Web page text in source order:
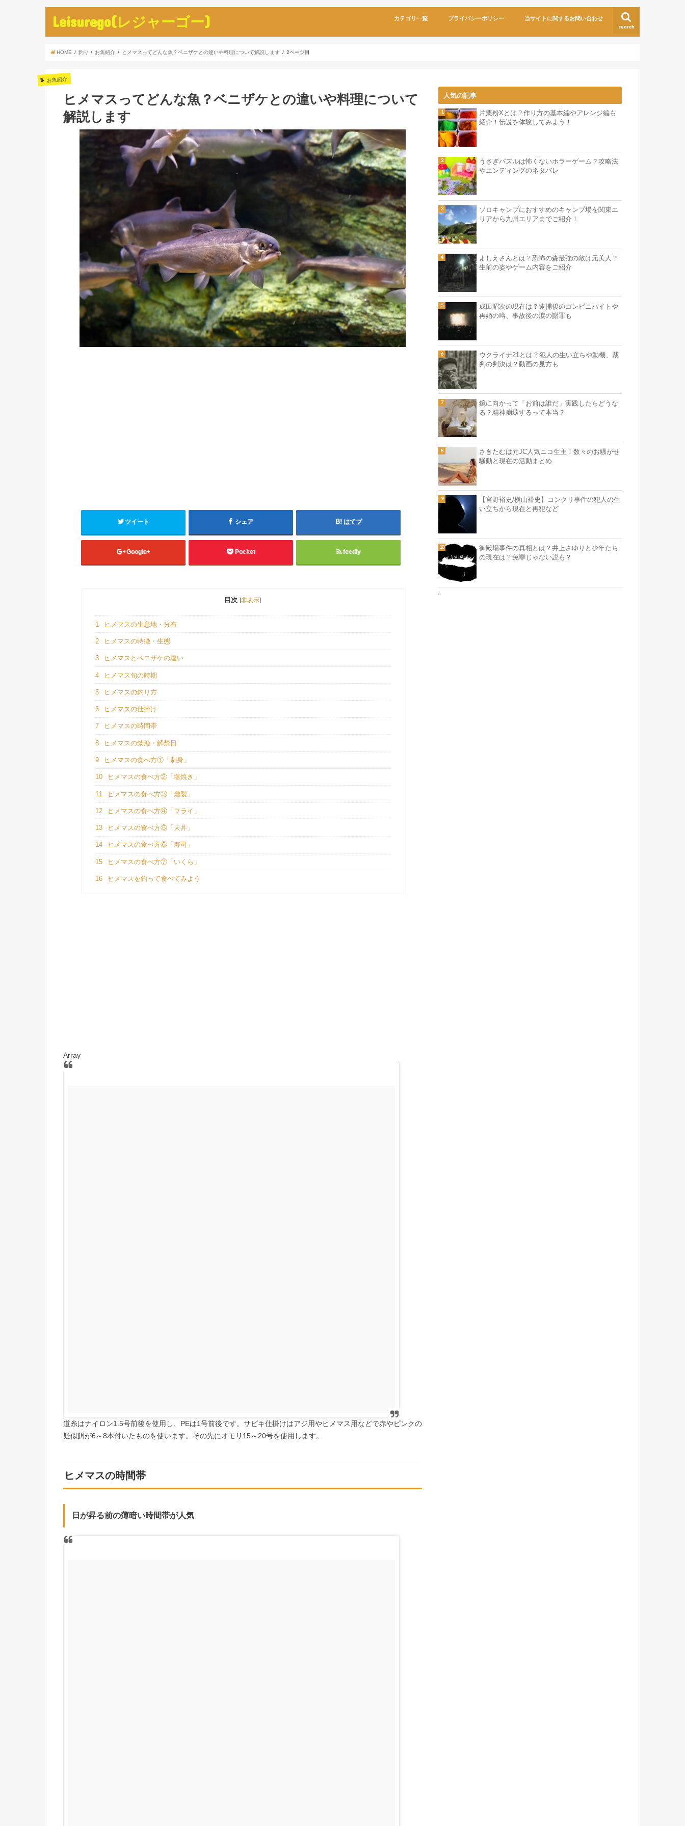
Leisurego(レジャーゴー) search
カテゴリ一覧 プライバシーポリシー 当サイトに関するお問い合わせ
HOME 釣り お魚紹介 ヒメマスってどんな魚？ベニザケとの違いや料理について解説します 2ページ目
お魚紹介
ヒメマスってどんな魚？ベニザケとの違いや料理について
解説します
ツイート シェア はてブ
Google+ Pocket feedly
目次 [非表示]
1 ヒメマスの生息地・分布
2 ヒメマスの特徴・生態
3 ヒメマスとベニザケの違い
4 ヒメマス旬の時期
5 ヒメマスの釣り方
6 ヒメマスの仕掛け
7 ヒメマスの時間帯
8 ヒメマスの禁漁・解禁日
9 ヒメマスの食べ方①「刺身」
10 ヒメマスの食べ方②「塩焼き」
11 ヒメマスの食べ方③「燻製」
12 ヒメマスの食べ方④「フライ」
13 ヒメマスの食べ方⑤「天丼」
14 ヒメマスの食べ方⑥「寿司」
15 ヒメマスの食べ方⑦「いくら」
16 ヒメマスを釣って食べてみよう
Array
道糸はナイロン1.5号前後を使用し、PEは1号前後です。サビキ仕掛けはアジ用やヒメマス用などで赤やピンクの
疑似餌が6～8本付いたものを使います。その先にオモリ15～20号を使用します。
ヒメマスの時間帯
日が昇る前の薄暗い時間帯が人気
人気の記事
片栗粉Xとは？作り方の基本編やアレンジ編も
紹介！伝説を体験してみよう！
うさぎパズルは怖くないホラーゲーム？攻略法
やエンディングのネタバレ
ソロキャンプにおすすめのキャンプ場を関東エ
リアから九州エリアまでご紹介！
よしえさんとは？恐怖の森最強の敵は元美人？
生前の姿やゲーム内容をご紹介
成田昭次の現在は？逮捕後のコンビニバイトや
再婚の噂、事故後の涙の謝罪も
ウクライナ21とは？犯人の生い立ちや動機、裁
判の判決は？動画の見方も
鏡に向かって「お前は誰だ」実践したらどうな
る？精神崩壊するって本当？
さきたむは元JC人気ニコ生主！数々のお騒がせ
騒動と現在の活動まとめ
【宮野裕史/横山裕史】コンクリ事件の犯人の生
い立ちから現在と再犯など
御殿場事件の真相とは？井上さゆりと少年たち
の現在は？免罪じゃない説も？
"